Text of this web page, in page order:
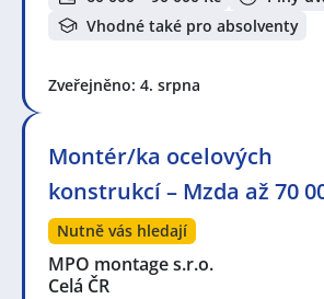
Vhodné také pro absolventy
Zveřejněno: 4. srpna
Montér/ka ocelových
konstrukcí – Mzda až 70
Nutně vás hledají
MPO montage s.r.o.
Celá ČR